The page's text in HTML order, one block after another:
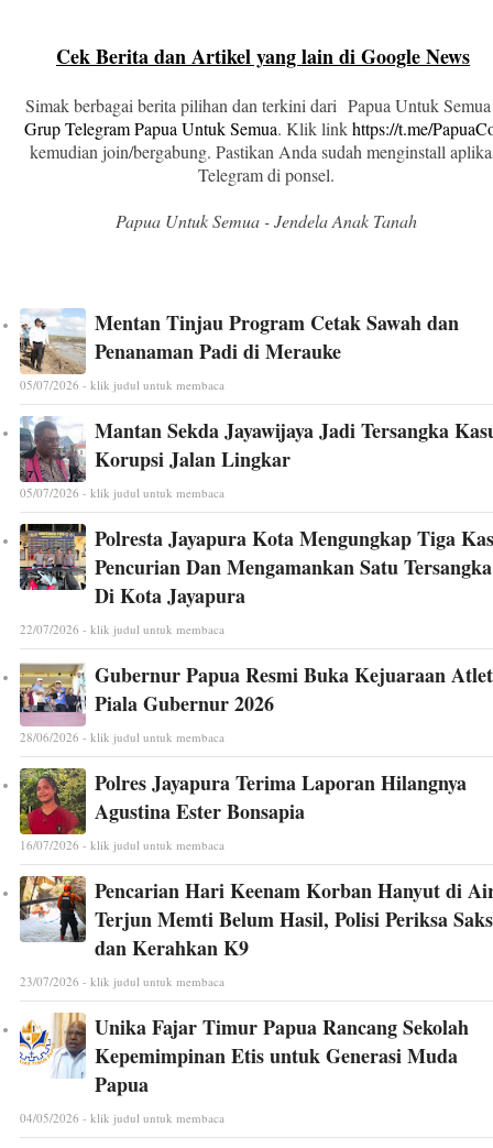
Cek Berita dan Artikel yang lain di Google News
Simak berbagai berita pilihan dan terkini dari Papua Untuk
Grup Telegram Papua Untuk Semua. Klik linkhttps://t.me/
kemudian join/bergabung. Pastikan Anda sudah menginstall
Telegram di ponsel.
Papua Untuk Semua - Jendela Anak Tanah
Mentan Tinjau Program Cetak Sawah dan
Penanaman Padi di Merauke
05/07/2026 - klik judul untuk membaca
Mantan Sekda Jayawijaya Jadi Tersangka
Korupsi Jalan Lingkar
05/07/2026 - klik judul untuk membaca
Polresta Jayapura Kota Mengungkap Tiga
Pencurian Dan Mengamankan Satu Tersangka
Di Kota Jayapura
22/07/2026 - klik judul untuk membaca
Gubernur Papua Resmi Buka Kejuaraan
Piala Gubernur 2026
28/06/2026 - klik judul untuk membaca
Polres Jayapura Terima Laporan Hilangnya
Agustina Ester Bonsapia
16/07/2026 - klik judul untuk membaca
Pencarian Hari Keenam Korban Hanyut di
Terjun Memti Belum Hasil, Polisi Periksa
dan Kerahkan K9
23/07/2026 - klik judul untuk membaca
Unika Fajar Timur Papua Rancang Sekolah
Kepemimpinan Etis untuk Generasi Muda
Papua
04/05/2026 - klik judul untuk membaca